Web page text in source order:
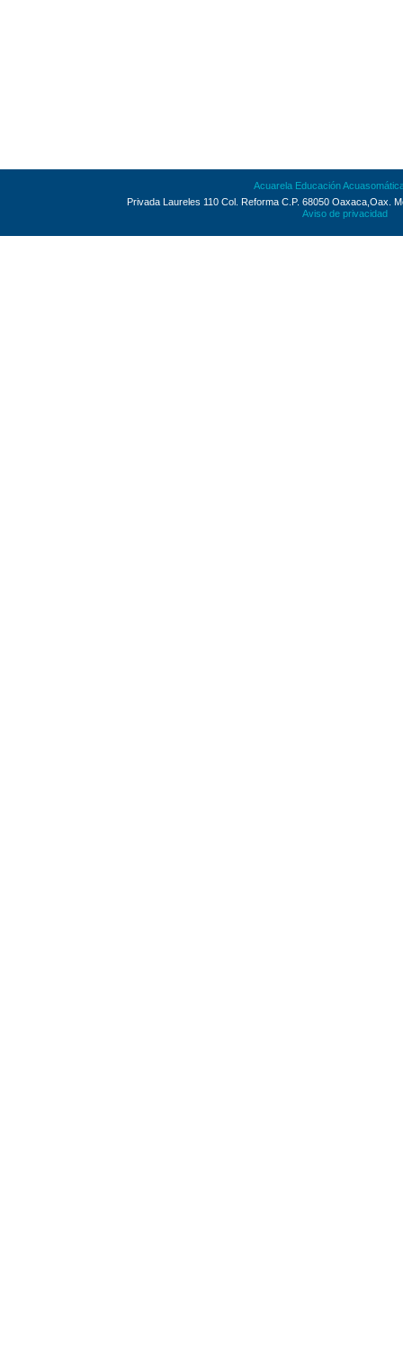
Acuarela Educación
Privada Laureles 110 Col. Reforma C.P. 68050 Oaxaca,Oax.
Aviso de privacidad